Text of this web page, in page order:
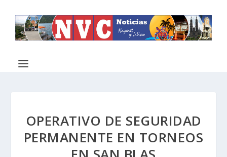
OPERATIVO DE SEGURIDAD
PERMANENTE EN TORNEOS